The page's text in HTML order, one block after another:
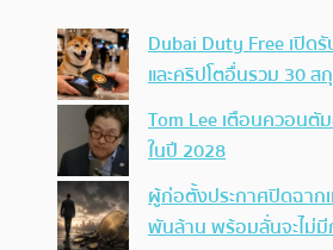
Dubai Duty Free เปิด
และคริปโตอื่นรวม 30 ส
Tom Lee เตือนควอนตั
ในปี 2028
ผู้ก่อตั้งประกาศปิดฉาก
พันล้าน พร้อมลั่นจะไม่